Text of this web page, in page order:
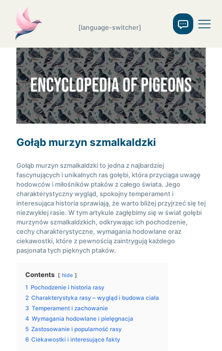
[language-switcher]
Gołąb murzyn szmalkaldzki
Gołąb murzyn szmalkaldzki to jedna z najbardziej
fascynujących i unikalnych ras gołębi, która przyciąga uwagę
hodowców i miłośników ptaków z całego świata. Jego
charakterystyczny wygląd, spokojny temperament i
interesująca historia sprawiają, że warto bliżej przyjrzeć się tej
niezwykłej rasie. W tym artykule zagłębimy się w świat gołębi
murzynów szmalkaldzkich, odkrywając ich pochodzenie,
cechy charakterystyczne, wymagania hodowlane oraz
ciekawostki, które z pewnością zaintrygują każdego
pasjonata tych pięknych ptaków.
Contents hide
1 Pochodzenie i historia rasy
2 Charakterystyka rasy – wygląd i budowa ciała
3 Temperament i zachowanie
4 Wymagania hodowlane i pielęgnacja
5 Zastosowanie i popularność rasy
6 Ciekawostki i interesujące fakty